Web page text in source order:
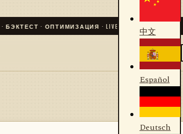
· ОПТИМИЗАЦИЯ · LIVE ✦СООБЩЕСТВО
中文
Español
Deutsch